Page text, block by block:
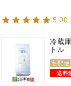
5.00
冷蔵
トル
宅配便